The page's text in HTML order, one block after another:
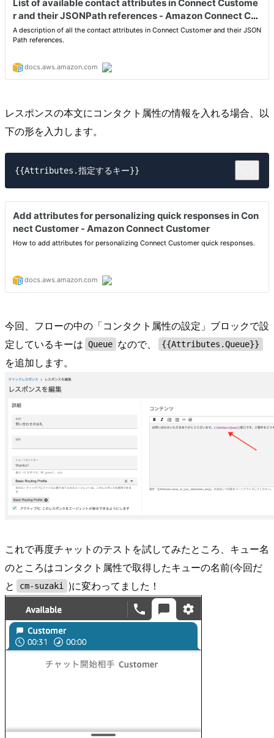
レスポンスの本文にコンタクト属性の情報を入れる場合、以
下の形を入力します。
今回、フローの中の「コンタクト属性の設定」ブロックで設
定しているキーは Queue なので、 {{Attributes.Queue}}
を追加します。
これで再度チャットのテストを試してみたところ、キュー名
のところはコンタクト属性で取得したキューの名前(今回だ
と
cm-suzaki )に変わってました！